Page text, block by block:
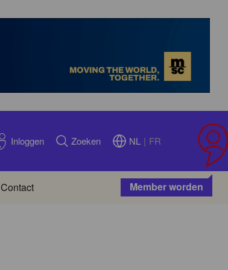
Inloggen Zoeken NL | FR
Member worden
Contact